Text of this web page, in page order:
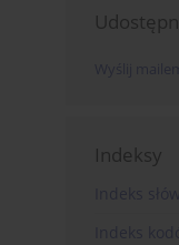
Udostępnij
Indeksy